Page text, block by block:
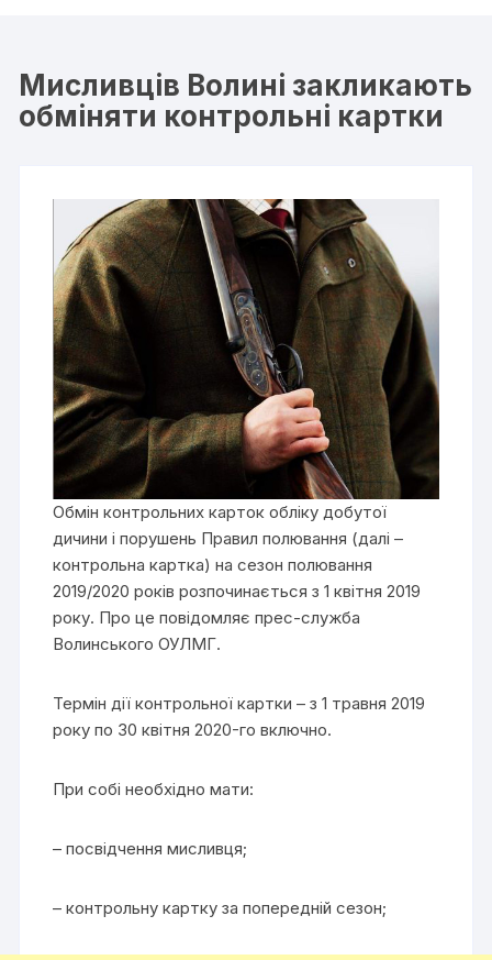
Мисливців Волині закликають
обміняти контрольні картки
Обмін контрольних карток обліку добутої
дичини і порушень Правил полювання (далі –
контрольна картка) на сезон полювання
2019/2020 років розпочинається з 1 квітня 2019
року. Про це повідомляє прес-служба
Волинського ОУЛМГ.
Термін дії контрольної картки­­ ­– з 1 травня 2019
року по 30 квітня 2020-го включно.
При собі необхідно мати:
– посвідчення мисливця;
– контрольну картку за попередній сезон;